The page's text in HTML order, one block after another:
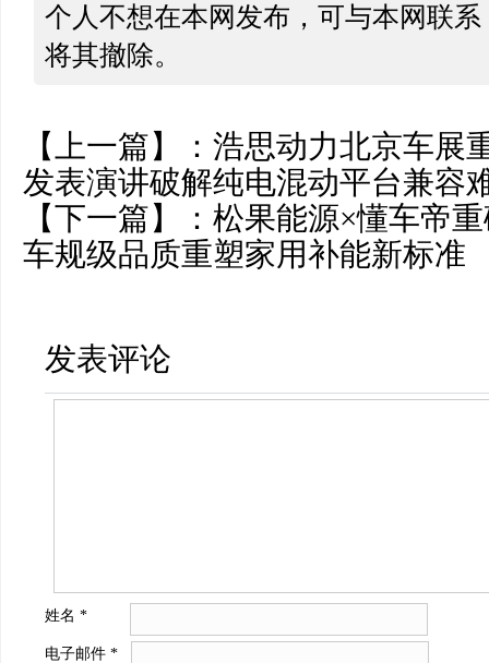
个人不想在本网发布，可与本网联
将其撤除。
【上一篇】： 浩思动力北京车展
发表演讲破解纯电混动平台兼容
【下一篇】： 松果能源×懂车帝
车规级品质重塑家用补能新标准
发表评论
姓名 *
电子邮件 *